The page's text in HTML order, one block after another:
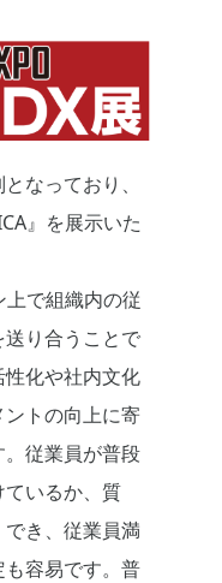
なっており、
』を展示いた
上で組織内の従
り合うことで
化や社内文化
トの向上に寄
従業員が普段
いるか、質
き、従業員満
容易です。普